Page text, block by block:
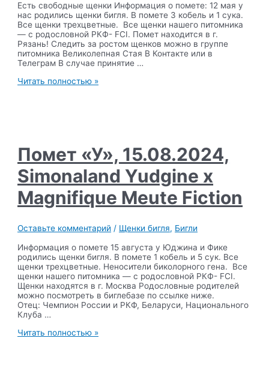
Есть свободные щенки Информация о помете: 12 мая у
нас родились щенки бигля. В помете 3 кобель и 1 сука.
Все щенки трехцветные. Все щенки нашего питомника
— с родословной РКФ- FCI. Помет находится в г.
Рязань! Следить за ростом щенков можно в группе
питомника Великолепная Стая В Контакте или в
Телеграм В случае принятие …
Помет
Funny
Planet
Klaipeda
Читать полностью »
Помет «У», 15.08.2024,
Simonaland Yudgine x
Magnifique Meute Fiction
Оставьте комментарий / Щенки бигля, Бигли
Информация о помете 15 августа у Юджина и Фике
родились щенки бигля. В помете 1 кобель и 5 сук. Все
щенки трехцветные. Неносители биколорного гена. Все
щенки нашего питомника — с родословной РКФ- FCI.
Щенки находятся в г. Москва Родословные родителей
можно посмотреть в биглебазе по ссылке ниже.
Отец: Чемпион России и РКФ, Беларуси, Национального
Клуба …
Помет
Читать полностью »